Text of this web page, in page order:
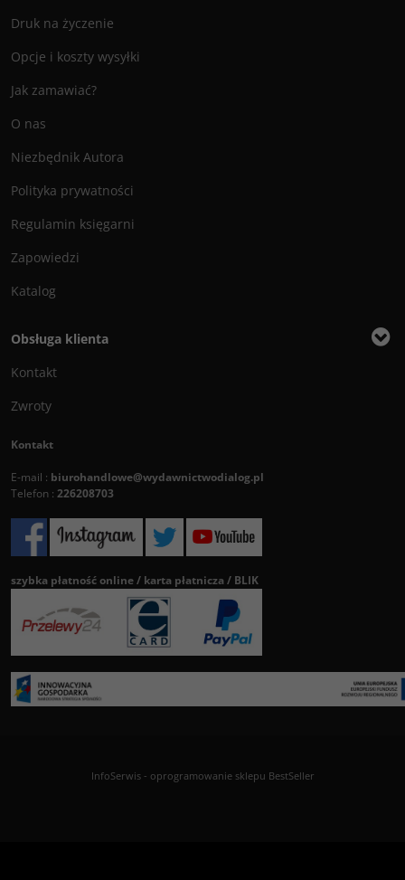
Druk na życzenie
Opcje i koszty wysyłki
Jak zamawiać?
O nas
Niezbędnik Autora
Polityka prywatności
Regulamin księgarni
Zapowiedzi
Katalog
Obsługa klienta
Kontakt
Zwroty
Kontakt
E-mail : biurohandlowe@wydawnictwodialog.pl
Telefon : 226208703
szybka płatność online / karta płatnicza / BLIK
InfoSerwis- oprogramowanie sklepu BestSeller